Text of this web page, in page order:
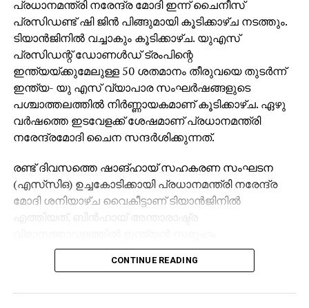
സഹായിക്കാനാണ്. അതിനിടെയാണ് എസ് ഐ ആര്‍
മറയാക്കി സിപിഎം കള്ളവോട്ട് ചേര്‍ക്കലും, വോട്ടു
നിഷേധിക്കലും നടത്തുന്നത്. ബിജെപിയെപ്പോലെ
സിപിഎമ്മിന്റെ കപട മതേതരവാദവും ജനാധിപത്യ
സംവിധാനത്തിന് ശാപമാണ്. രാഷ്ട്രീപക്ഷപാത
നിലപാടിന്റെ പേരില്‍ സിപിഎമ്മിന്റെ ഭീഷണിയാണ്
പയ്യന്നൂരില്‍ ബിഎല്‍ഒയുടെ ആത്മഹത്യയ്ക്ക്
കാരണമെന്നും കെസി വേണുഗോപാല്‍ പറഞ്ഞു.
പ്രധാനമന്ത്രി നരേന്ദ്ര മോദി ഇന്ന് ചൈനീസ്
പ്രസിഡണ്ട് ഷി ജിൻ പിങ്ങുമായി കൂടിക്കാഴ്ച നടത്തും.
ടിയാൻജിനിൽ വച്ചാകും കൂടിക്കാഴ്ച. യുഎസ്
പ്രസിഡന്റ് ഡോണൾഡ് ട്രംപിന്റെ
ഇന്ത്യയ്ക്കുമേലുള്ള 50 ശതമാനം തീരുവയെ തുടർന്ന്
ഇന്ത്യ- യു എസ് വ്യാപാര സംഘർഷങ്ങളുടെ
പശ്ചാത്തലത്തിൽ നിർണ്ണായകമാണ് കൂടിക്കാഴ്ച. ഏഴു
വർഷത്തെ ഇടവേളക്ക് ശേഷമാണ് പ്രധാനമന്ത്രി
നരേന്ദ്രമോദി ചൈന സന്ദർശിക്കുന്നത്.
രണ്ട് ദിവസത്തെ ഷാങ്ഹായ് സഹകരണ സംഘടന
(എസ്‌സി‌ഒ) ഉച്ചകോടിക്കായി പ്രധാനമന്ത്രി നരേന്ദ്ര
മോദി ശനിയാഴ്ച വൈകീട്ടാണ് ടിയാൻജിനിൽ
എത്തിയത്. ബിൻഹായ് അന്താരാഷ്ട്ര
നരേന്ദ്രമോദിയ്ക്ക് ഊഷ്മള സ്വീകരണം നൽകി. 2020
ലെ ഗാൽവാൻ താഴ്‌വരയിലെ
CONTINUE READING